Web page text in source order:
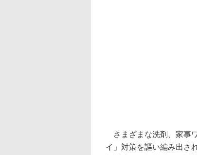
さまざまな洗剤、家事
イ」対策を謳い編み出さ